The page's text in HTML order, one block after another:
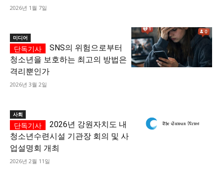
2026년 1월 7일
미디어
SNS의 위험으로부터
청소년을 보호하는 최고의 방법은
격리뿐인가
2026년 3월 2일
사회
2026년 강원자치도 내
청소년수련시설 기관장 회의 및 사
업설명회 개최
2026년 2월 11일